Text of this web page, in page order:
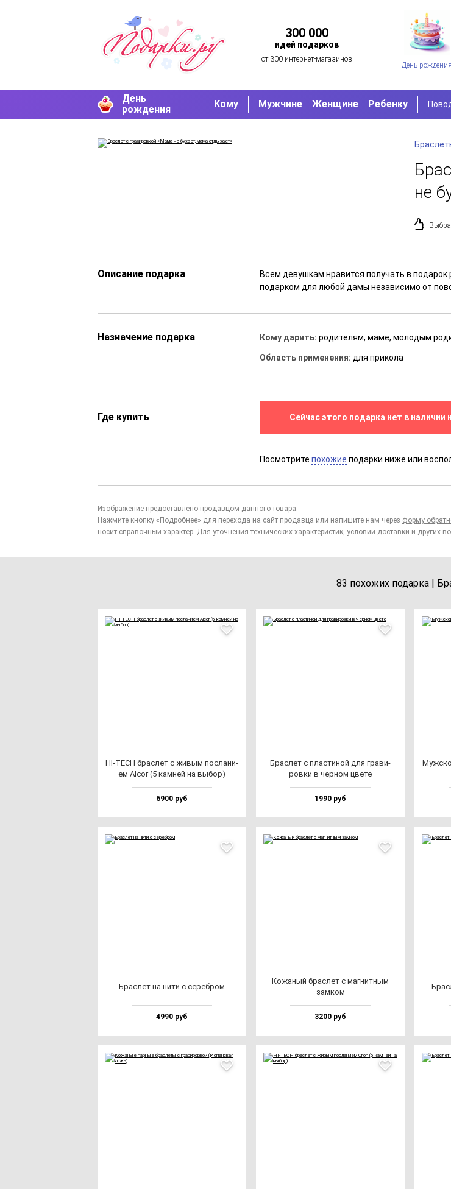
300 000
идей подарков
от 300 интернет-магазинов
День рождения
День
рождения
Кому Мужчине Женщине Ребенку
не
Описание подарка
Всем девушкам нравится получать в
подарком для любой дамы независимо от
Назначение подарка Кому дарить:родителям, маме, молодым
Область применения:для прикола
Где купить Сейчас этого подарка нет в
Посмотритепохожие подарки ниже или
Изображение предоставлено продавцом данного товара.
Нажмите кнопку «Подробнее» для перехода на сайт продавца или напишите нам через форму
носит справочный характер. Для уточнения технических характеристик, условий доставки и других
83 похожих подарка |
HI-TECH брас­лет с жи­вым пос­ла­ни­
ем Alcor (5 кам­ней на вы­бор)
6900 руб
Брас­лет с плас­ти­ной для гра­ви­
ров­ки в чер­ном цве­те
1990 руб
Брас­лет на ни­ти с се­реб­ром
4990 руб
Кожа­ный брас­лет с маг­нит­ным
зам­ком
3200 руб